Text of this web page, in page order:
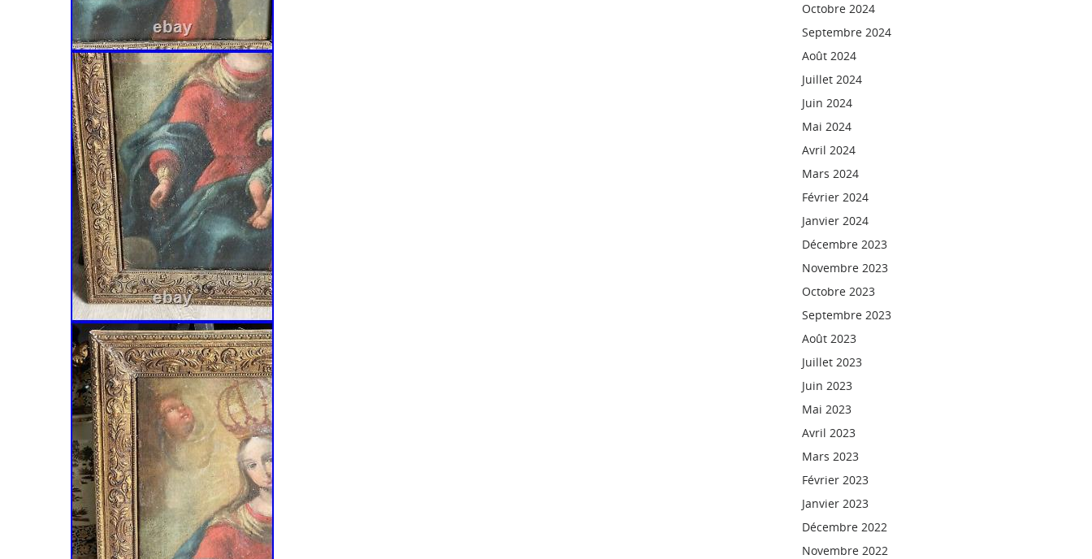
Octobre 2024
Septembre 2024
Août 2024
Juillet 2024
Juin 2024
Mai 2024
Avril 2024
Mars 2024
Février 2024
Janvier 2024
Décembre 2023
Novembre 2023
Octobre 2023
Septembre 2023
Août 2023
Juillet 2023
Juin 2023
Mai 2023
Avril 2023
Mars 2023
Février 2023
Janvier 2023
Décembre 2022
Novembre 2022